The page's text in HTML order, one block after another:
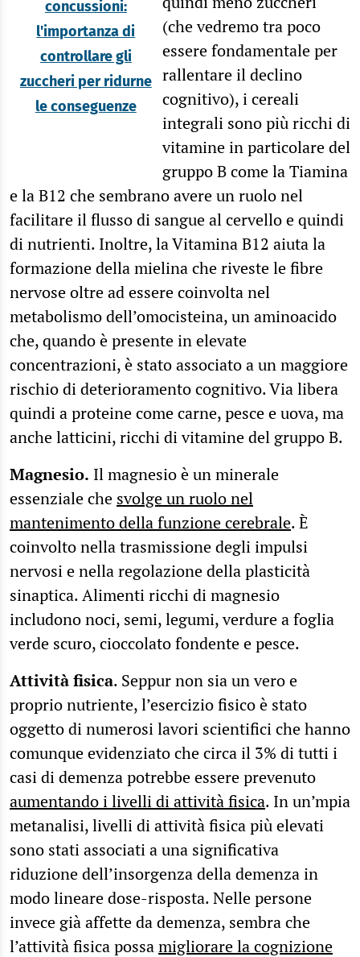
concussioni:
l'importanza di
controllare gli
zuccheri per ridurne
le conseguenze
(che vedremo tra poco
essere fondamentale per
rallentare il declino
cognitivo), i cereali
integrali sono più ricchi di
vitamine in particolare del
gruppo B come la Tiamina
e la B12 che sembrano avere un ruolo nel
facilitare il flusso di sangue al cervello e quindi
di nutrienti. Inoltre, la Vitamina B12 aiuta la
formazione della mielina che riveste le fibre
nervose oltre ad essere coinvolta nel
metabolismo dell’omocisteina, un aminoacido
che, quando è presente in elevate
concentrazioni, è stato associato a un maggiore
rischio di deterioramento cognitivo. Via libera
quindi a proteine come carne, pesce e uova, ma
anche latticini, ricchi di vitamine del gruppo B.
Magnesio. Il magnesio è un minerale
essenziale che svolge un ruolo nel
mantenimento della funzione cerebrale. È
coinvolto nella trasmissione degli impulsi
nervosi e nella regolazione della plasticità
sinaptica. Alimenti ricchi di magnesio
includono noci, semi, legumi, verdure a foglia
verde scuro, cioccolato fondente e pesce.
Attività fisica. Seppur non sia un vero e
proprio nutriente, l’esercizio fisico è stato
oggetto di numerosi lavori scientifici che hanno
comunque evidenziato che circa il 3% di tutti i
casi di demenza potrebbe essere prevenuto
aumentando i livelli di attività fisica. In un’mpia
metanalisi, livelli di attività fisica più elevati
sono stati associati a una significativa
riduzione dell’insorgenza della demenza in
modo lineare dose-risposta. Nelle persone
invece già affette da demenza, sembra che
l’attività fisica possamigliorare la cognizione